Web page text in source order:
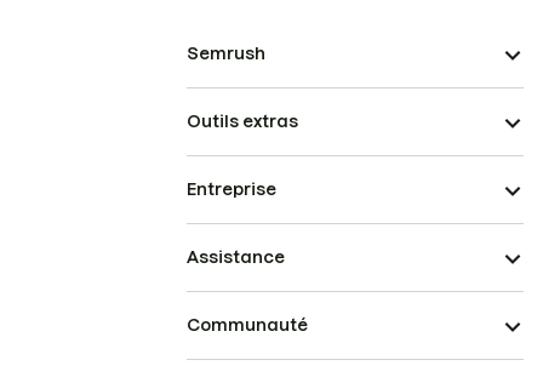
Semrush
Outils extras
Entreprise
Assistance
Communauté